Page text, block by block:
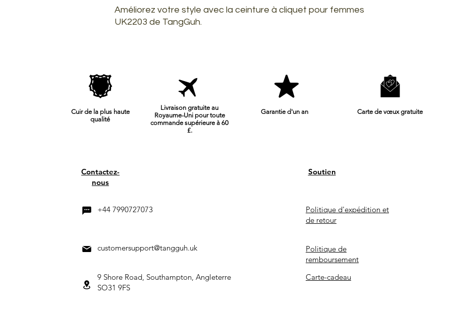
Améliorez votre style avec la ceinture à cliquet pour femmes
UK2203 de TangGuh.
Si vous résidez
charge les frais
achats d'articles
supérieur à 175 £.
Cuir de la plus haute
qualité
Livraison gratuite au
Royaume-Uni pour toute
commande supérieure à 60
£.
Garantie d'un an Carte de vœux gratuite
Contactez-
nous
Soutien
+44 7990727073
Politique d'expédition et
de retour
customersupport@tangguh.uk
9 Shore Road, Southampton, Angleterre
SO31 9FS
Politique de
remboursement
Carte-cadeau